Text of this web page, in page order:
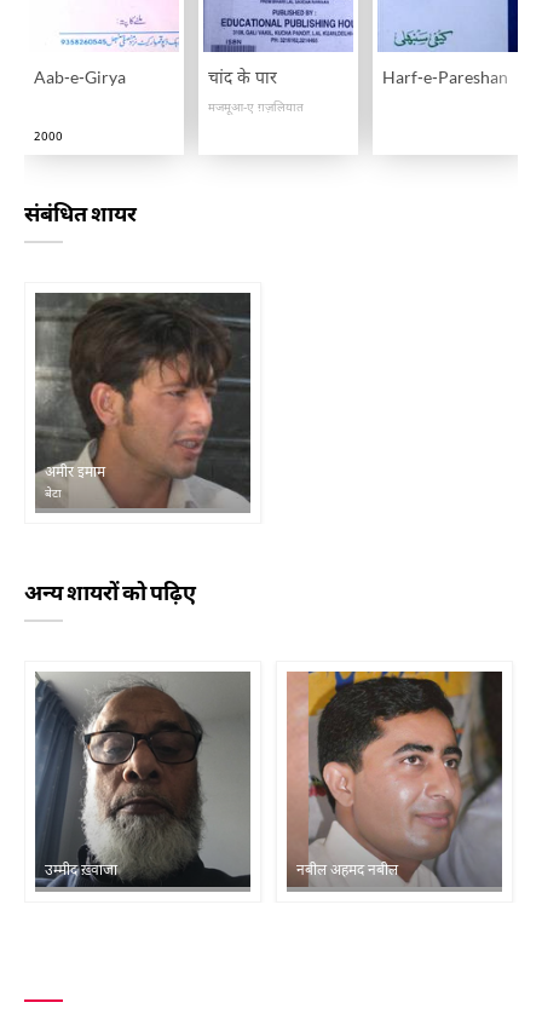
Aab-e-Girya
2000
चांद के पार
मजमूआ-ए ग़ज़लियात
Harf-e-Pareshan
संबंधित शायर
अमीर इमाम
बेटा
अन्य शायरों को पढ़िए
उम्मीद ख़्वाजा नबील अहमद नबील